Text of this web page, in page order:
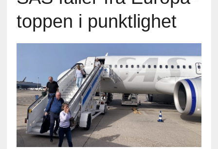
toppen i punktlighet